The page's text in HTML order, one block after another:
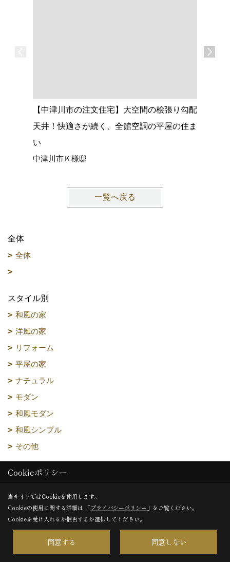
【中津川市の注文住宅】大空間の桧張り勾配
天井！快適さが続く、全館空調の平屋の住ま
い
中津川市Ｋ様邸
一覧へ戻る
全体
全体
スタイル別
和風の家
洋風の家
リフォーム
平屋の家
ナチュラル
モダン
和風モダン
和風シンプル
その他
エリア別
岐阜県 注文住宅
長野県 注文住宅
三重県 注文住宅
Cookieポリシー
当サイトではCookieを使用します。
Cookieの使用に関する詳細は 「プライバシーポリシー 」をご覧ください。
Cookieを受け入れるか拒否するか選択してください。
同意する 同意しない